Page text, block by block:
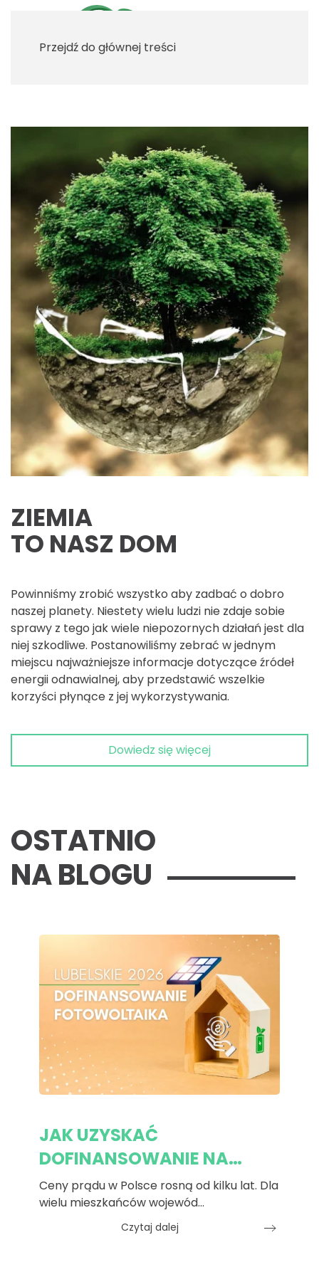
Przejdź do głównej treści
ZIEMIA
TO NASZ DOM
Powinniśmy zrobić wszystko aby zadbać o dobro
naszej planety. Niestety wielu ludzi nie zdaje sobie
sprawy z tego jak wiele niepozornych działań jest dla
niej szkodliwe. Postanowiliśmy zebrać w jednym
miejscu najważniejsze informacje dotyczące źródeł
energii odnawialnej, aby przedstawić wszelkie
korzyści płynące z jej wykorzystywania.
Dowiedz się więcej
OSTATNIO
NA BLOGU
JAK UZYSKAĆ
DOFINANSOWANIE NA…
Ceny prądu w Polsce rosną od kilku lat. Dla
wielu mieszkańców wojewód…
Czytaj dalej